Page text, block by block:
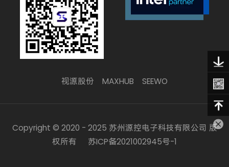
视源股份 MAXHUB SEEWO
Copyright © 2020 - 2025 苏州源控电子科技有限公司 版
权所有
苏ICP备2021002945号-1